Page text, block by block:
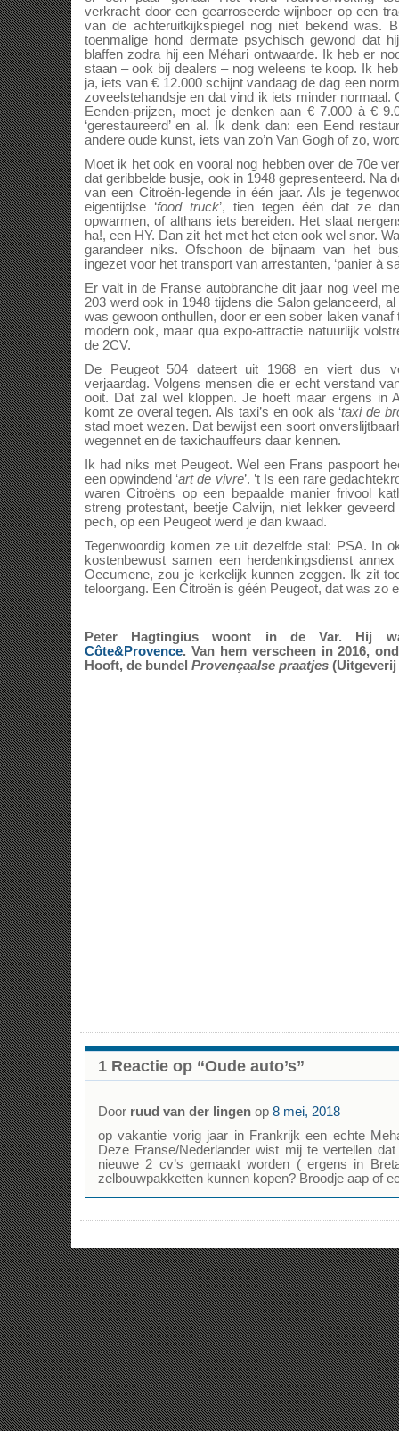
verkracht door een gearroseerde wijnboer op een
van de achteruitkijkspiegel nog niet bekend was.
toenmalige hond dermate psychisch gewond dat
blaffen zodra hij een Méhari ontwaarde. Ik heb er
staan – ook bij dealers – nog weleens te koop. Ik
ja, iets van € 12.000 schijnt vandaag de dag een
zoveelstehandsje en dat vind ik iets minder normaal.
Eenden-prijzen, moet je denken aan € 7.000 à €
‘gerestaureerd’ en al. Ik denk dan: een Eend
andere oude kunst, iets van zo’n Van Gogh of zo,
Moet ik het ook en vooral nog hebben over de 70e
dat geribbelde busje, ook in 1948 gepresenteerd. Na
van een Citroën-legende in één jaar. Als je
eigentijdse ‘food truck’, tien tegen één dat ze
opwarmen, of althans iets bereiden. Het slaat
ha!, een HY. Dan zit het met het eten ook wel snor.
garandeer niks. Ofschoon de bijnaam van het
ingezet voor het transport van arrestanten, ‘panier à
Er valt in de Franse autobranche dit jaar nog veel
203 werd ook in 1948 tijdens die Salon gelanceerd,
was gewoon onthullen, door er een sober laken
modern ook, maar qua expo-attractie natuurlijk
de 2CV.
De Peugeot 504 dateert uit 1968 en viert dus
verjaardag. Volgens mensen die er echt verstand
ooit. Dat zal wel kloppen. Je hoeft maar ergens in
komt ze overal tegen. Als taxi’s en ook als ‘taxi de
stad moet wezen. Dat bewijst een soort
wegennet en de taxichauffeurs daar kennen.
Ik had niks met Peugeot. Wel een Frans paspoort
een opwindend ‘art de vivre’. ’t Is een rare
waren Citroëns op een bepaalde manier frivool
streng protestant, beetje Calvijn, niet lekker
pech, op een Peugeot werd je dan kwaad.
Tegenwoordig komen ze uit dezelfde stal: PSA. In
kostenbewust samen een herdenkingsdienst
Oecumene, zou je kerkelijk kunnen zeggen. Ik zit
teloorgang. Een Citroën is géén Peugeot, dat was zo
Peter Hagtingius woont in de Var. Hij
Côte&Provence. Van hem verscheen in 2016,
Hooft, de bundel Provençaalse praatjes
1 Reactie op “Oude auto’s”
Door ruud van der lingen op 8 mei, 2018
op vakantie vorig jaar in Frankrijk een echte
Deze Franse/Nederlander wist mij te vertellen
nieuwe 2 cv’s gemaakt worden ( ergens in
zelbouwpakketten kunnen kopen? Broodje aap of